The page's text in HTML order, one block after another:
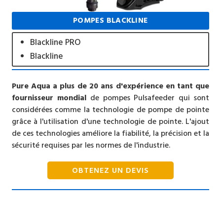
POMPES BLACKLINE
Blackline PRO
Blackline
Pure Aqua a plus de 20 ans d'expérience en tant que
fournisseur mondial de pompes Pulsafeeder qui sont
considérées comme la technologie de pompe de pointe
grâce à l'utilisation d'une technologie de pointe. L'ajout
de ces technologies améliore la fiabilité, la précision et la
sécurité requises par les normes de l'industrie.
OBTENEZ UN DEVIS